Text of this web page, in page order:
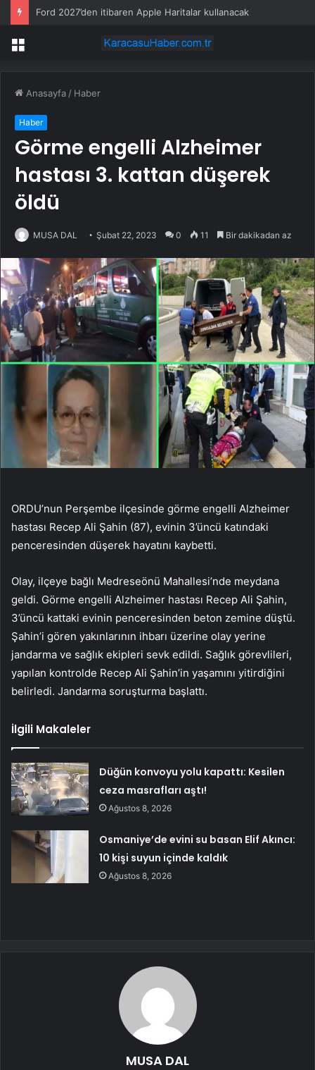
Ford 2027’den itibaren Apple Haritalar kullanacak
Menü
Anasayfa / Haber
Haber
Görme engelli Alzheimer
hastası 3. kattan düşerek
öldü
MUSA DAL Şubat 22, 2023 0 11 Bir dakikadan az
ORDU’nun Perşembe ilçesinde görme engelli Alzheimer
hastası Recep Ali Şahin (87), evinin 3’üncü katındaki
penceresinden düşerek hayatını kaybetti.
Olay, ilçeye bağlı Medreseönü Mahallesi’nde meydana
geldi. Görme engelli Alzheimer hastası Recep Ali Şahin,
3’üncü kattaki evinin penceresinden beton zemine düştü.
Şahin’i gören yakınlarının ihbarı üzerine olay yerine
jandarma ve sağlık ekipleri sevk edildi. Sağlık görevlileri,
yapılan kontrolde Recep Ali Şahin’in yaşamını yitirdiğini
belirledi. Jandarma soruşturma başlattı.
İlgili Makaleler
Düğün konvoyu yolu kapattı: Kesilen
ceza masrafları aştı!
Ağustos 8, 2026
Osmaniye’de evini su basan Elif Akıncı:
10 kişi suyun içinde kaldık
Ağustos 8, 2026
MUSA DAL